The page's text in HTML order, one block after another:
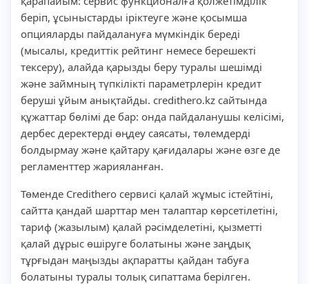
беріп, ұсыныстарды іріктеуге және қосымша
опцияларды пайдалануға мүмкіндік береді
(мысалы, кредиттік рейтинг немесе берешекті
тексеру), алайда қарызды беру туралы шешімді
және займның түпкілікті параметрлерін кредит
беруші ұйым анықтайды. credithero.kz сайтында
құжаттар бөлімі де бар: онда пайдаланушы келісімі,
дербес деректерді өңдеу саясаты, төлемдерді
болдырмау және қайтару қағидалары және өзге де
регламенттер жарияланған.
Төменде Credithero сервисі қалай жұмыс істейтіні,
сайтта қандай шарттар мен талаптар көрсетілетіні,
тариф (жазылым) қалай рәсімделетіні, қызметті
қалай дұрыс өшіруге болатыны және заңдық
тұрғыдан маңызды ақпаратты қайдан табуға
болатыны туралы толық сипаттама берілген.